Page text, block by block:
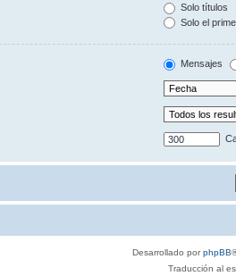
Solo títulos
Solo el
Mensajes
Desarrollado porphpBB
Traducción al